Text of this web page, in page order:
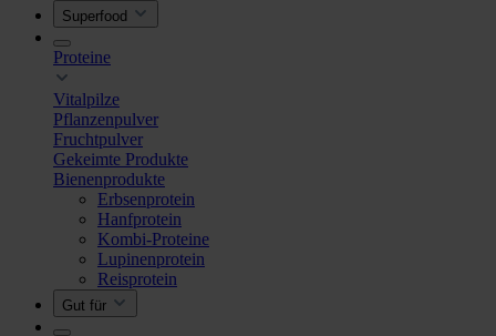
Superfood
Proteine
Vitalpilze
Pflanzenpulver
Fruchtpulver
Gekeimte Produkte
Bienenprodukte
Erbsenprotein
Hanfprotein
Kombi-Proteine
Lupinenprotein
Reisprotein
Gut für